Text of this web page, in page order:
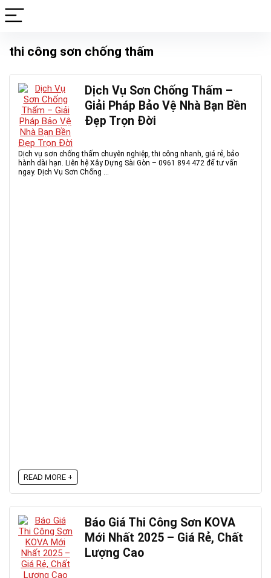
thi công sơn chống thấm
Dịch Vụ Sơn Chống Thấm –
Giải Pháp Bảo Vệ Nhà Bạn Bền
Đẹp Trọn Đời
Dịch vụ sơn chống thấm chuyên nghiệp, thi công nhanh, giá rẻ, bảo
hành dài hạn. Liên hệ Xây Dựng Sài Gòn – 0961 894 472 để tư vấn
ngay. Dịch Vụ Sơn Chống ...
READ MORE +
Báo Giá Thi Công Sơn KOVA
Mới Nhất 2025 – Giá Rẻ, Chất
Lượng Cao